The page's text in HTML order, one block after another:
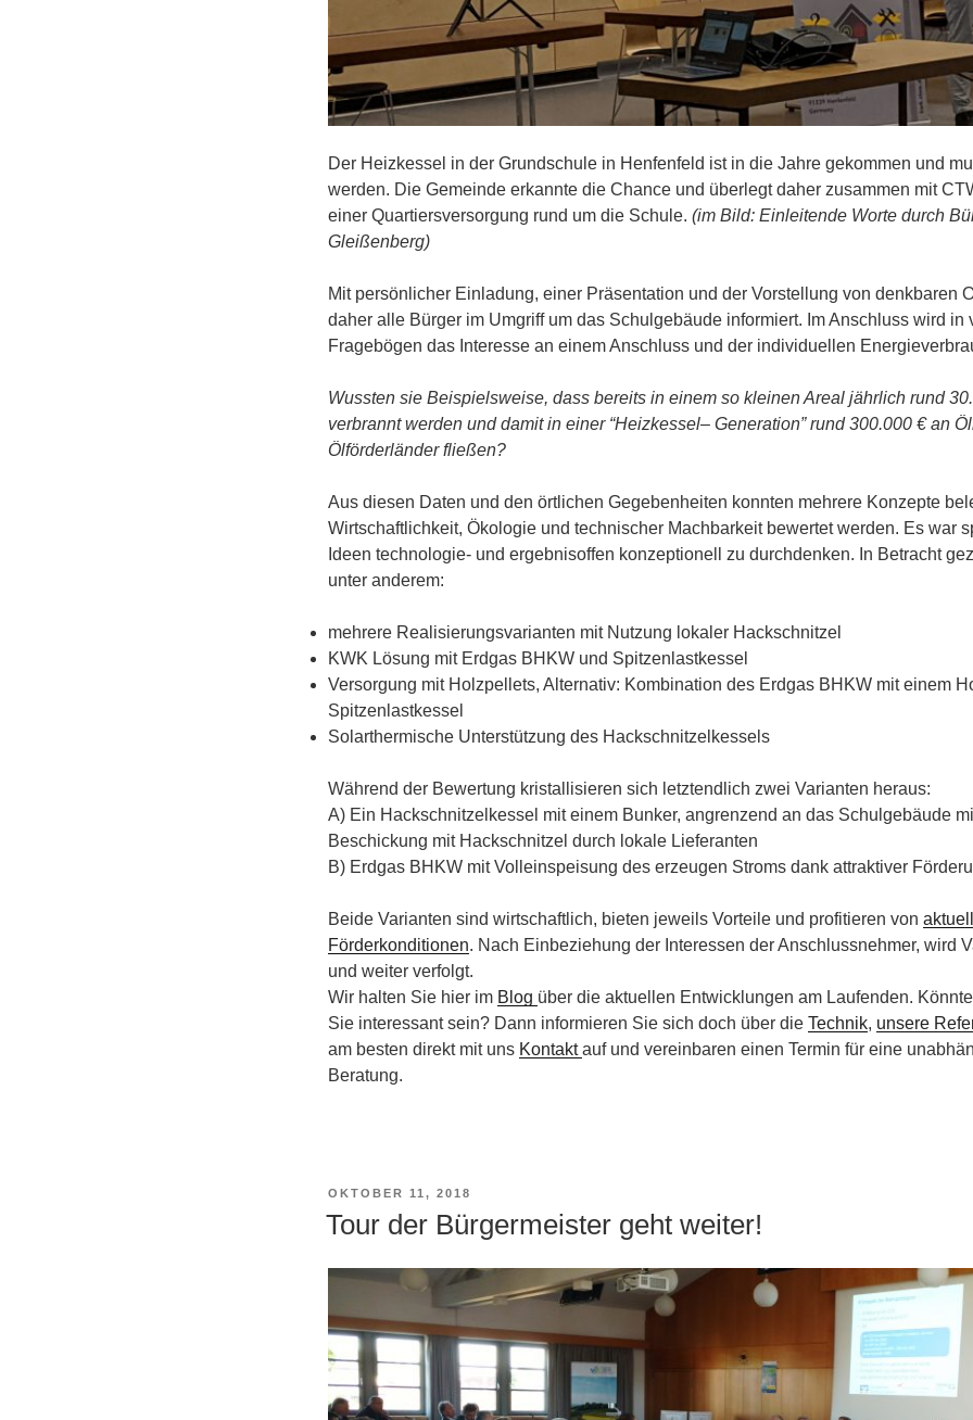
Der Heizkessel in der Grundschule in Henfenfeld ist in die Jahre gekommen und
werden. Die Gemeinde erkannte die Chance und überlegt daher zusammen mit
einer Quartiersversorgung rund um die Schule. (im Bild: Einleitende Worte durch
Gleißenberg)
Mit persönlicher Einladung, einer Präsentation und der Vorstellung von denkbaren
daher alle Bürger im Umgriff um das Schulgebäude informiert. Im Anschluss wird in
Fragebögen das Interesse an einem Anschluss und der individuellen
Wussten sie Beispielsweise, dass bereits in einem so kleinen Areal jährlich rund
verbrannt werden und damit in einer “Heizkessel– Generation”rund 300.000 € an
Ölförderländer fließen?
Aus diesen Daten und den örtlichen Gegebenheiten konnten mehrere Konzepte
Wirtschaftlichkeit, Ökologie und technischer Machbarkeit bewertet werden. Es war
Ideen technologie- und ergebnisoffen konzeptionell zu durchdenken. In Betracht
unter anderem:
mehrere Realisierungsvarianten mit Nutzung lokaler Hackschnitzel
KWK Lösung mit Erdgas BHKW und Spitzenlastkessel
Versorgung mit Holzpellets, Alternativ: Kombination des Erdgas BHKW mit einem
Spitzenlastkessel
Solarthermische Unterstützung des Hackschnitzelkessels
Während der Bewertung kristallisieren sich letztendlich zwei Varianten heraus:
A) Ein Hackschnitzelkessel mit einem Bunker, angrenzend an das Schulgebäude
Beschickung mit Hackschnitzel durch lokale Lieferanten
B) Erdgas BHKW mit Volleinspeisung des erzeugen Stroms dank attraktiver
Beide Varianten sind wirtschaftlich, bieten jeweils Vorteile und profitieren von
Förderkonditionen. Nach Einbeziehung der Interessen der Anschlussnehmer, wird
und weiter verfolgt.
Wir halten Sie hier im Blog über die aktuellen Entwicklungen am Laufenden.
Sie interessant sein? Dann informieren Sie sich doch über die Technik, unsere
am besten direkt mit uns Kontaktauf und vereinbaren einen Termin für eine
Beratung.
VERÖFFENTLICHT
OKTOBER 11, 2018
Tour der Bürgermeister geht weiter!